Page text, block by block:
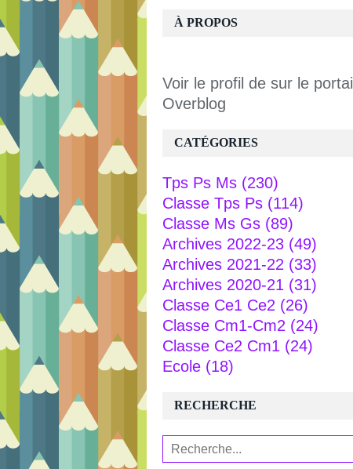
RECHERCHE
À PROPOS
Voir le profil de sur le portail
Overblog
CATÉGORIES
Tps Ps Ms (230)
Classe Tps Ps (114)
Classe Ms Gs (89)
Archives 2022-23 (49)
Archives 2021-22 (33)
Archives 2020-21 (31)
Classe Ce1 Ce2 (26)
Classe Cm1-Cm2 (24)
Classe Ce2 Cm1 (24)
Ecole (18)